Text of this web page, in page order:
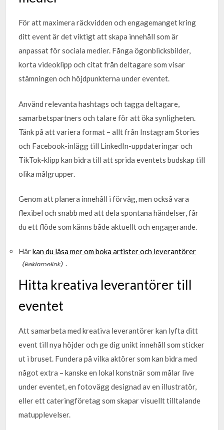
För att maximera räckvidden och engagemanget kring
ditt event är det viktigt att skapa innehåll som är
anpassat för sociala medier. Fånga ögonblicksbilder,
korta videoklipp och citat från deltagare som visar
stämningen och höjdpunkterna under eventet.
Använd relevanta hashtags och tagga deltagare,
samarbetspartners och talare för att öka synligheten.
Tänk på att variera format – allt från Instagram Stories
och Facebook-inlägg till LinkedIn-uppdateringar och
TikTok-klipp kan bidra till att sprida eventets budskap till
olika målgrupper.
Genom att planera innehåll i förväg, men också vara
flexibel och snabb med att dela spontana händelser, får
du ett flöde som känns både aktuellt och engagerande.
Härkan du läsa mer om boka artister och leverantörer
Hitta kreativa leverantörer till
eventet
Att samarbeta med kreativa leverantörer kan lyfta ditt
event till nya höjder och ge dig unikt innehåll som sticker
ut i bruset. Fundera på vilka aktörer som kan bidra med
något extra – kanske en lokal konstnär som målar live
under eventet, en fotovägg designad av en illustratör,
eller ett cateringföretag som skapar visuellt tilltalande
matupplevelser.